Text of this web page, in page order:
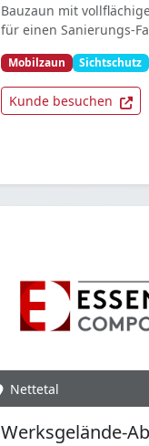
Bauzaun mit
für einen Sanierungs-
Mobilzaun Sichtschutz
Kunde besuchen
Nettetal
Werksgelände-